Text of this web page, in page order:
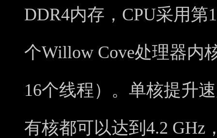
DDR4内存，CPU采用
个Willow Cove处理器内
16个线程）。单核提升
有核都可以达到4.2 GHz